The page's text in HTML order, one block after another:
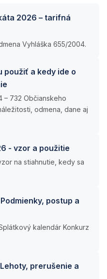
2026 – tarifná
Vyhláška 655/2004.
použiť a kedy ide o
– 732 Občianskeho
odmena, dane aj
- vzor a použitie
na stiahnutie, kedy sa
postup a
kalendár Konkurz
prerušenie a